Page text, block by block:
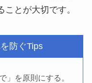
とが大切です。
防ぐTips
」を原則にする。